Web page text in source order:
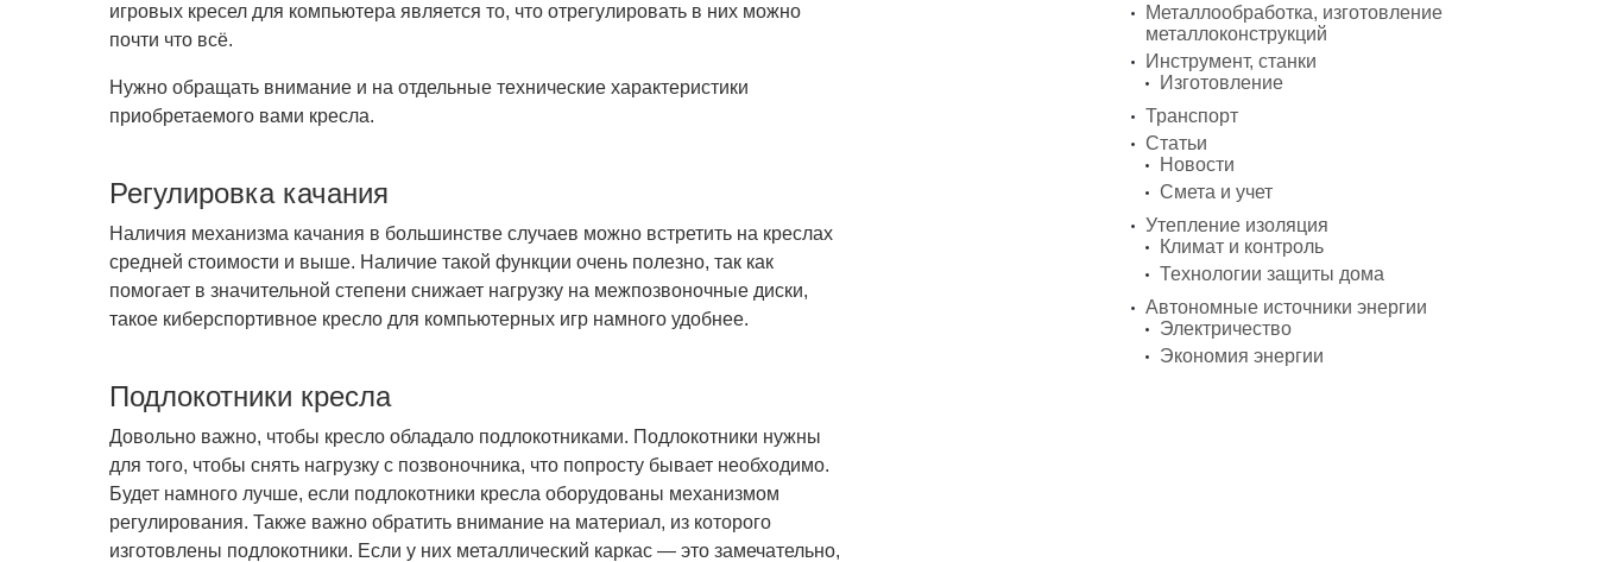
игровых кресел для компьютера является то, что отрегулировать в них можно
почти что всё.
Нужно обращать внимание и на отдельные технические характеристики
приобретаемого вами кресла.
Регулировка качания
Наличия механизма качания в большинстве случаев можно встретить на креслах
средней стоимости и выше. Наличие такой функции очень полезно, так как
помогает в значительной степени снижает нагрузку на межпозвоночные диски,
такое киберспортивное кресло для компьютерных игр намного удобнее.
Подлокотники кресла
Довольно важно, чтобы кресло обладало подлокотниками. Подлокотники нужны
для того, чтобы снять нагрузку с позвоночника, что попросту бывает необходимо.
Будет намного лучше, если подлокотники кресла оборудованы механизмом
регулирования. Также важно обратить внимание на материал, из которого
изготовлены подлокотники. Если у них металлический каркас — это замечательно,
Металлообработка, изготовление
металлоконструкций
Инструмент, станки
Изготовление
Транспорт
Статьи
Новости
Смета и учет
Утепление изоляция
Климат и контроль
Технологии защиты дома
Автономные источники энергии
Электричество
Экономия энергии